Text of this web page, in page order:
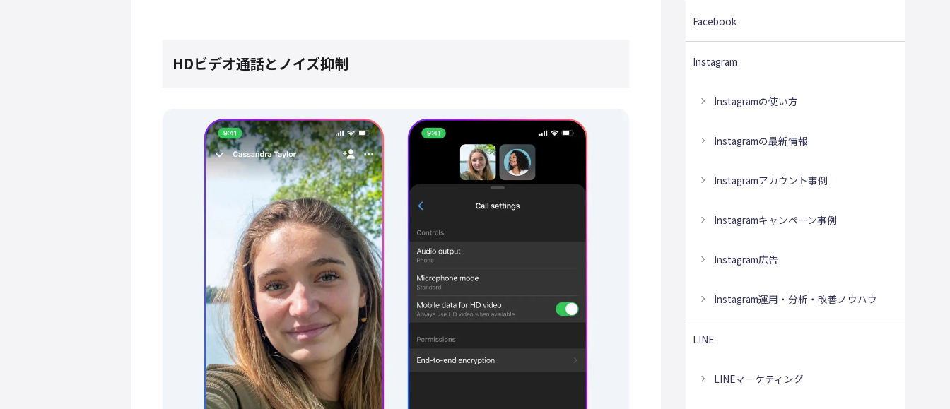
HDビデオ通話とノイズ抑制
Facebook
Instagram
Instagramの使い方
Instagramの最新情報
Instagramアカウント事例
Instagramキャンペーン事例
Instagram広告
Instagram運用・分析・改善ノウハウ
LINE
LINEマーケティング